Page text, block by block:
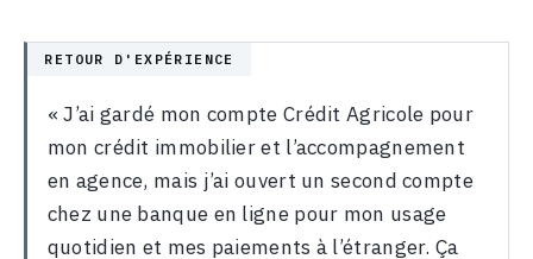
« J’ai gardé mon compte Crédit Agricole pour
mon crédit immobilier et l’accompagnement
en agence, mais j’ai ouvert un second compte
chez une banque en ligne pour mon usage
quotidien et mes paiements à l’étranger. Ça